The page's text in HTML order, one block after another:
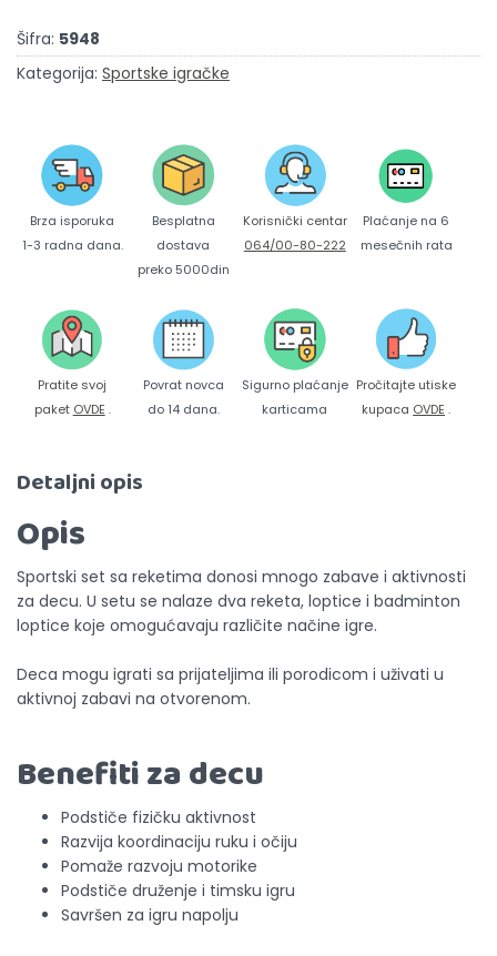
Šifra: 5948
Kategorija: Sportske igračke
Brza isporuka
1-3 radna dana.
Besplatna
dostava
preko 5000din
Korisnički centar
064/00-80-222
Plaćanje na 6
mesečnih rata
Pratite svoj
paket OVDE .
Povrat novca
do 14 dana.
Sigurno plaćanje
karticama
Pročitajte utiske
kupaca OVDE .
Detaljni opis
Opis
Sportski set sa reketima donosi mnogo zabave i aktivnosti
za decu. U setu se nalaze dva reketa, loptice i badminton
loptice koje omogućavaju različite načine igre.
Deca mogu igrati sa prijateljima ili porodicom i uživati u
aktivnoj zabavi na otvorenom.
Benefiti za decu
Podstiče fizičku aktivnost
Razvija koordinaciju ruku i očiju
Pomaže razvoju motorike
Podstiče druženje i timsku igru
Savršen za igru napolju